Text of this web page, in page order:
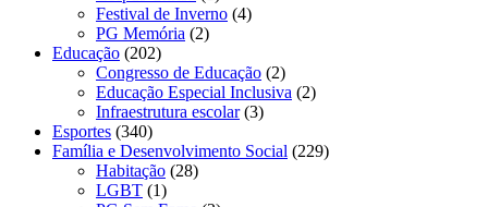
Festival de Inverno (4)
PG Memória (2)
Educação (202)
Congresso de Educação (2)
Educação Especial Inclusiva (2)
Infraestrutura escolar(3)
Esportes (340)
Família e Desenvolvimento Social (229)
Habitação (28)
LGBT (1)